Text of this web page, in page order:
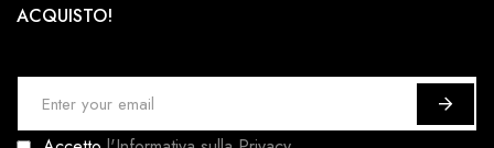
ACQUISTO!